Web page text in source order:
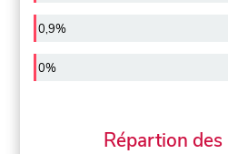
0,9%
0%
Répartion des